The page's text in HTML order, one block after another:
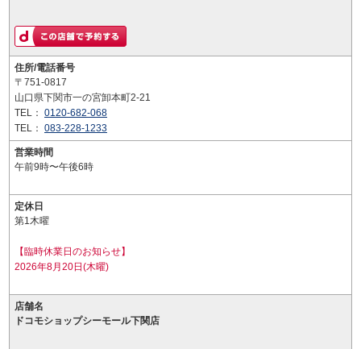
住所/電話番号
〒751-0817
山口県下関市一の宮卸本町2-21
TEL： 0120-682-068
TEL： 083-228-1233
営業時間
午前9時〜午後6時
定休日
第1木曜
【臨時休業日のお知らせ】
2026年8月20日(木曜)
店舗名
ドコモショップシーモール下関店